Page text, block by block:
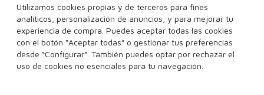
9,00€ 3,95€
400 ml
Añadir a la cesta
360 ml
Añadir a la cesta
Utilizamos cookies propias y de terceros para fines
analíticos, personalización de anuncios, y para mejorar tu
experiencia de compra. Puedes aceptar todas las cookies
con el botón “Aceptar todas” o gestionar tus preferencias
desde “Configurar”. También puedes optar por rechazar el
uso de cookies no esenciales para tu navegación.